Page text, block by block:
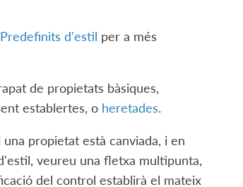
Predefinits d'estil per a més
de propietats bàsiques,
establertes, o heretades.
propietat està canviada, i en
veureu una fletxa multipunta,
del control establirà el mateix